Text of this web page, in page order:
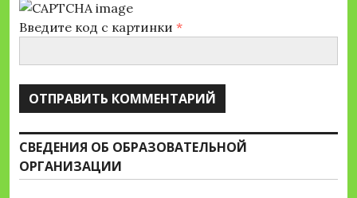
Введите код с картинки *
СВЕДЕНИЯ ОБ ОБРАЗОВАТЕЛЬНОЙ
ОРГАНИЗАЦИИ